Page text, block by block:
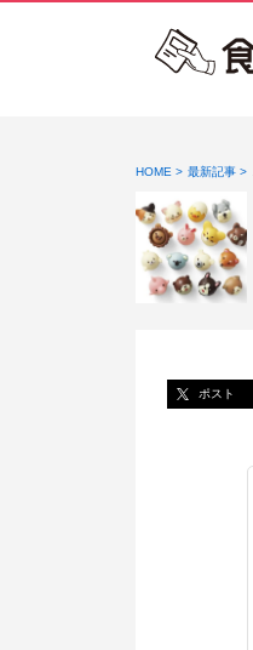
HOME 最新記事
ポスト